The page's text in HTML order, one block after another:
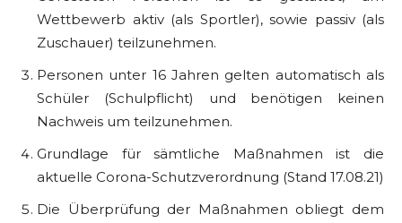
Wettbewerb aktiv (als Sportler), sowie passiv (als
Zuschauer) teilzunehmen.
Personen unter 16 Jahren gelten automatisch als
Schüler (Schulpflicht) und benötigen keinen
Nachweis um teilzunehmen.
Grundlage für sämtliche Maßnahmen ist die
aktuelle Corona-Schutzverordnung (Stand 17.08.21)
Die Überprüfung der Maßnahmen obliegt dem